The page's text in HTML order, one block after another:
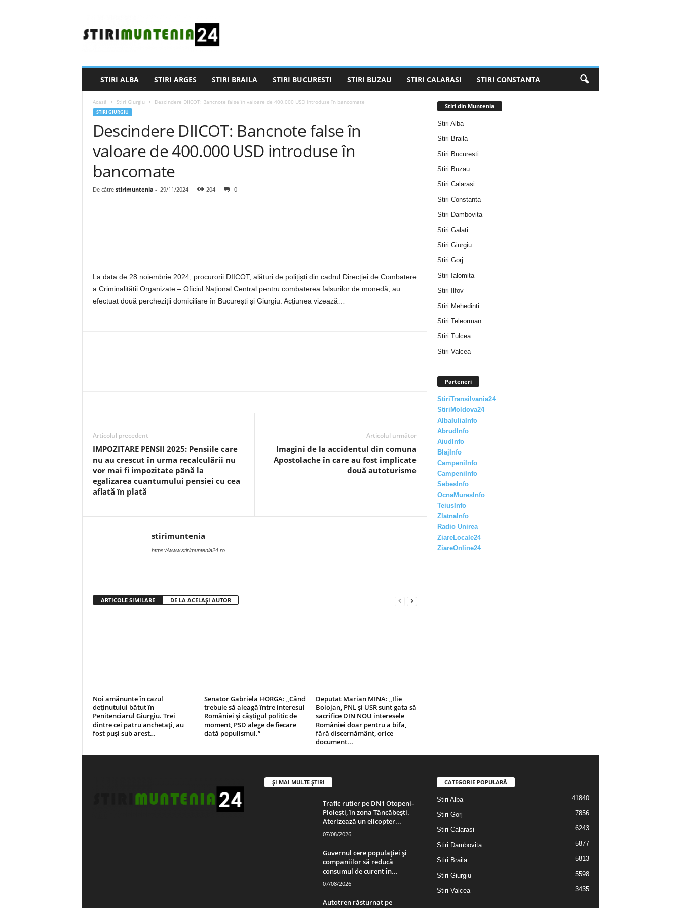
r
STIRI ALBA STIRI ARGES STIRI BRAILA STIRI BUCURESTI STIRI BUZAU STIRI CALARASI STIRI CONSTANTA
Acasă Stiri Giurgiu Descindere DIICOT: Bancnote false în valoare de 400.000 USD introduse în bancomate
STIRI GIURGIU
Descindere DIICOT: Bancnote false în
valoare de 400.000 USD introduse în
bancomate
De către stirimuntenia - 29/11/2024 204 0
La data de 28 noiembrie 2024, procurorii DIICOT, alături de polițiști din cadrul Direcției de Combatere
a Criminalității Organizate – Oficiul Național Central pentru combaterea falsurilor de monedă, au
efectuat două percheziții domiciliare în București și Giurgiu. Acțiunea vizează…
Articolul precedent
IMPOZITARE PENSII 2025: Pensiile care
nu au crescut în urma recalculării nu
vor mai fi impozitate până la
egalizarea cuantumului pensiei cu cea
aflată în plată
Articolul următor
Imagini de la accidentul din comuna
Apostolache în care au fost implicate
două autoturisme
stirimuntenia
https://www.stirimuntenia24.ro
ARTICOLE SIMILARE DE LA ACELAȘI AUTOR
Noi amănunte în cazul
deținutului bătut în
Penitenciarul Giurgiu. Trei
dintre cei patru anchetați, au
fost puși sub arest…
Senator Gabriela HORGA: „Când
trebuie să aleagă între interesul
României și câștigul politic de
moment, PSD alege de fiecare
dată populismul.”
Deputat Marian MINA: „Ilie
Bolojan, PNL și USR sunt gata să
sacrifice DIN NOU interesele
României doar pentru a bifa,
fără discernământ, orice
document...
Stiri din Muntenia
Stiri Alba
Stiri Braila
Stiri Bucuresti
Stiri Buzau
Stiri Calarasi
Stiri Constanta
Stiri Dambovita
Stiri Galati
Stiri Giurgiu
Stiri Gorj
Stiri Ialomita
Stiri Ilfov
Stiri Mehedinti
Stiri Teleorman
Stiri Tulcea
Stiri Valcea
Parteneri
StiriTransilvania24
StiriMoldova24
AlbaIuliaInfo
AbrudInfo
AiudInfo
BlajInfo
CampeniInfo
CampeniInfo
SebesInfo
OcnaMuresInfo
TeiusInfo
ZlatnaInfo
Radio Unirea
ZiareLocale24
ZiareOnline24
ȘI MAI MULTE ȘTIRI
Trafic rutier pe DN1 Otopeni–
Ploiești, în zona Tâncăbești.
Aterizează un elicopter...
07/08/2026
Guvernul cere populației și
companiilor să reducă
consumul de curent în...
07/08/2026
Autotren răsturnat pe
CATEGORIE POPULARĂ
Stiri Alba 41840
Stiri Gorj 7856
Stiri Calarasi 6243
Stiri Dambovita 5877
Stiri Braila 5813
Stiri Giurgiu 5598
Stiri Valcea 3435